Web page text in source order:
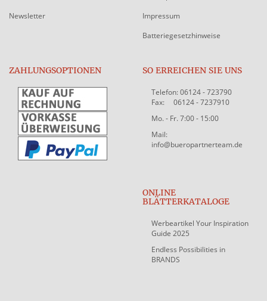
Newsletter
Impressum
Batteriegesetzhinweise
ZAHLUNGSOPTIONEN SO ERREICHEN SIE UNS
Telefon: 06124 - 723790
Fax: 06124 - 7237910
Mo. - Fr. 7:00 - 15:00
Mail:
info@bueropartnerteam.de
ONLINE
BLÄTTERKATALOGE
Werbeartikel Your Inspiration
Guide 2025
Endless Possibilities in
BRANDS